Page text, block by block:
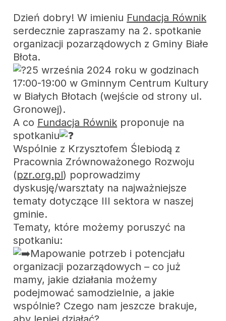
Dzień dobry! W imieniu Fundacja Równik
serdecznie zapraszamy na 2. spotkanie
organizacji pozarządowych z Gminy Białe
Błota.
25 września 2024 roku w godzinach
17:00-19:00 w Gminnym Centrum Kultury
w Białych Błotach (wejście od strony ul.
Gronowej).
A co Fundacja Równik proponuje na
spotkaniu
Wspólnie z Krzysztofem Ślebiodą z
Pracownia Zrównoważonego Rozwoju
(pzr.org.pl) poprowadzimy
dyskusję/warsztaty na najważniejsze
tematy dotyczące III sektora w naszej
gminie.
Tematy, które możemy poruszyć na
spotkaniu:
Mapowanie potrzeb i potencjału
organizacji pozarządowych – co już
mamy, jakie działania możemy
podejmować samodzielnie, a jakie
wspólnie? Czego nam jeszcze brakuje,